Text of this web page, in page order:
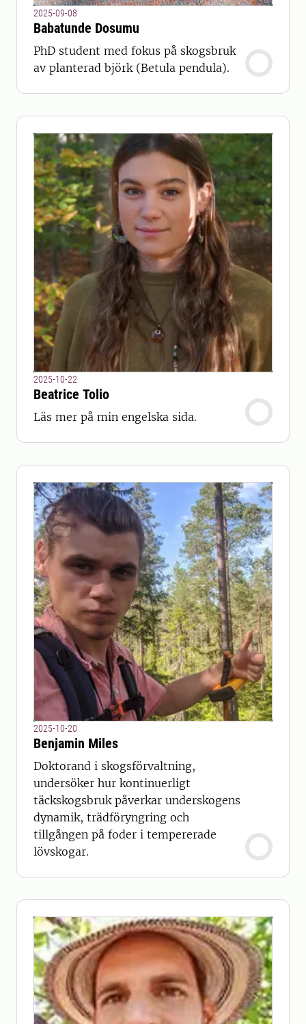
2025-09-08
Babatunde Dosumu
PhD student med fokus på skogsbruk
av planterad björk (Betula pendula).
2025-10-22
Beatrice Tolio
Läs mer på min engelska sida.
2025-10-20
Benjamin Miles
Doktorand i skogsförvaltning,
undersöker hur kontinuerligt
täckskogsbruk påverkar underskogens
dynamik, trädföryngring och
tillgången på foder i tempererade
lövskogar.